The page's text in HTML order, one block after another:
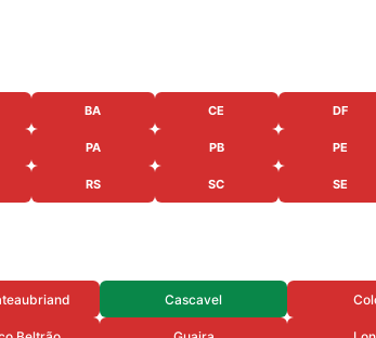
BA CE DF
PA PB PE
RS SC SE
Cascavel